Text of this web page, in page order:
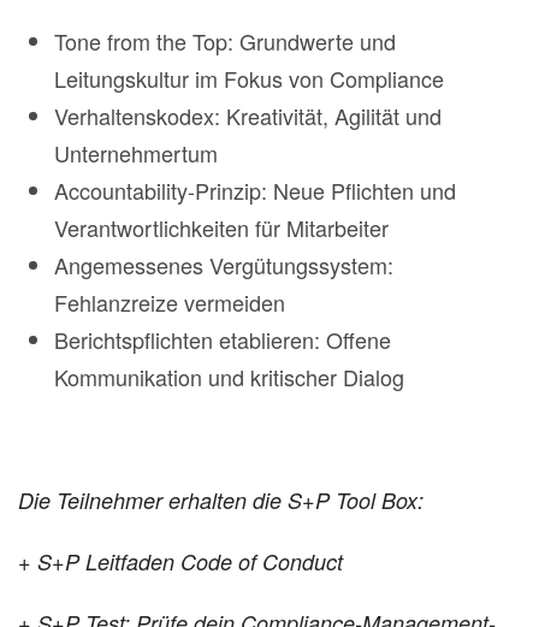
Tone from the Top: Grundwerte und
Leitungskultur im Fokus von Compliance
Verhaltenskodex: Kreativität, Agilität und
Unternehmertum
Accountability-Prinzip: Neue Pflichten und
Verantwortlichkeiten für Mitarbeiter
Angemessenes Vergütungssystem:
Fehlanzreize vermeiden
Berichtspflichten etablieren: Offene
Kommunikation und kritischer Dialog
Die Teilnehmer erhalten die S+P Tool Box:
+ S+P Leitfaden Code of Conduct